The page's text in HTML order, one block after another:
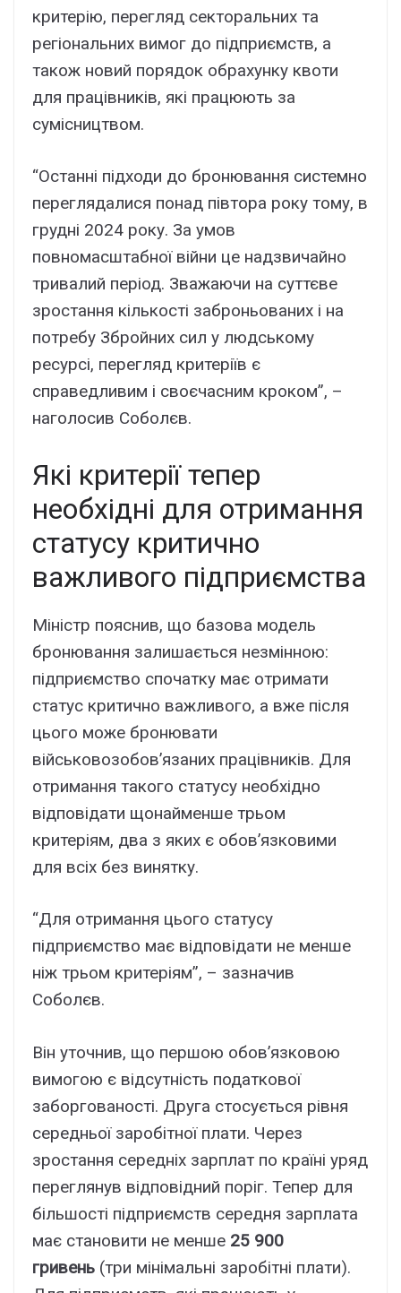
критерію, перегляд секторальних та
регіональних вимог до підприємств, а
також новий порядок обрахунку квоти
для працівників, які працюють за
сумісництвом.
“Останні підходи до бронювання системно
переглядалися понад півтора року тому, в
грудні 2024 року. За умов
повномасштабної війни це надзвичайно
тривалий період. Зважаючи на суттєве
зростання кількості заброньованих і на
потребу Збройних сил у людському
ресурсі, перегляд критеріїв є
справедливим і своєчасним кроком”, –
наголосив Соболєв.
Які критерії тепер
необхідні для отримання
статусу критично
важливого підприємства
Міністр пояснив, що базова модель
бронювання залишається незмінною:
підприємство спочатку має отримати
статус критично важливого, а вже після
цього може бронювати
військовозобов’язаних працівників. Для
отримання такого статусу необхідно
відповідати щонайменше трьом
критеріям, два з яких є обов’язковими
для всіх без винятку.
“Для отримання цього статусу
підприємство має відповідати не менше
ніж трьом критеріям”, – зазначив
Соболєв.
Він уточнив, що першою обов’язковою
вимогою є відсутність податкової
заборгованості. Друга стосується рівня
середньої заробітної плати. Через
зростання середніх зарплат по країні уряд
переглянув відповідний поріг. Тепер для
більшості підприємств середня зарплата
має становити не менше 25 900
гривень (три мінімальні заробітні плати).